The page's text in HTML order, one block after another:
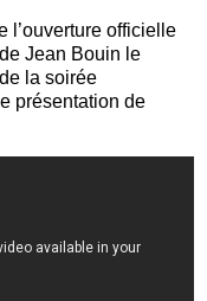
l’ouverture officielle
Jean Bouin le
la soirée
présentation de